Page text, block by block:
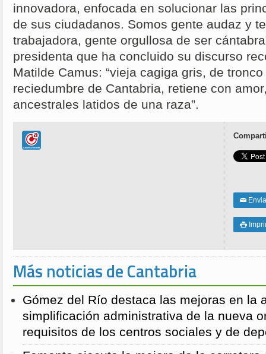
innovadora, enfocada en solucionar las
de sus ciudadanos. Somos gente audaz y
trabajadora, gente orgullosa de ser
presidenta que ha concluido su discurso
Matilde Camus: “vieja cagiga gris, de
reciedumbre de Cantabria, retiene con
ancestrales latidos de una raza”.
✉

Más noticias de Cantabria
Gómez del Río destaca las mejoras en la
simplificación administrativa de la nueva
requisitos de los centros sociales y de